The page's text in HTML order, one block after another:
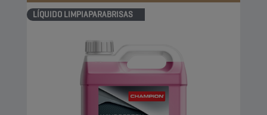
LÍQUIDO LIMPIAPARABRISAS